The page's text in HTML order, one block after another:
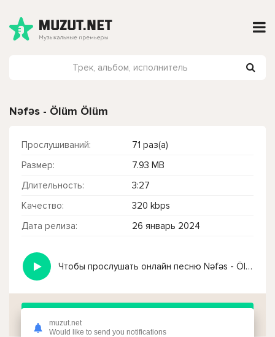
Nəfəs - Ölüm Ölüm
Прослушиваний:
71 раз(а)
Размер:
7.93 MB
Длительность:
3:27
Качество:
320 kbps
Дата релиза:
26 январь 2024
Чтобы прослушать онлайн песню Nəfəs - Ölüm Ölüm нажмите на кнопку плей с светом зелений
muzut.net
Would like to send you notifications